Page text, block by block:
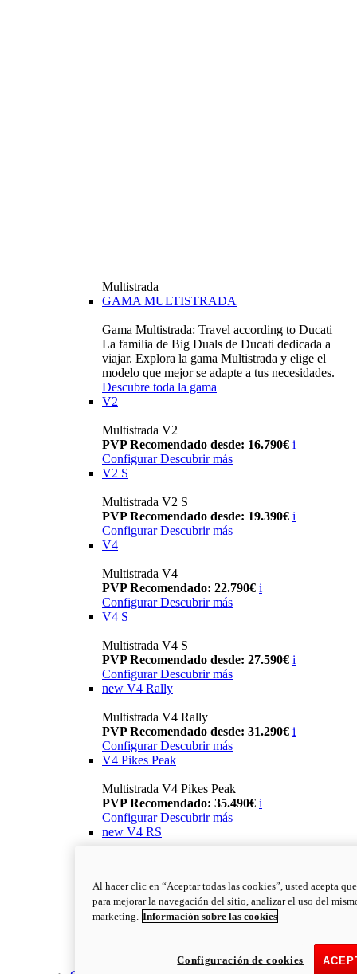
Multistrada
GAMA MULTISTRADA
Gama Multistrada: Travel according to Ducati
La familia de Big Duals de Ducati dedicada a
viajar. Explora la gama Multistrada y elige el
modelo que mejor se adapte a tus necesidades.
Descubre toda la gama
V2
Multistrada V2
PVP Recomendado desde: 16.790€ i
Configurar Descubrir más
V2 S
Multistrada V2 S
PVP Recomendado desde: 19.390€ i
Configurar Descubrir más
V4
Multistrada V4
PVP Recomendado: 22.790€ i
Configurar Descubrir más
V4 S
Multistrada V4 S
PVP Recomendado desde: 27.590€ i
Configurar Descubrir más
new V4 Rally
Multistrada V4 Rally
PVP Recomendado desde: 31.290€ i
Configurar Descubrir más
V4 Pikes Peak
Multistrada V4 Pikes Peak
PVP Recomendado: 35.490€ i
Configurar Descubrir más
new V4 RS
ConfigurarDescubrir más
newV4 RS 100
Al hacer clic en “Aceptar todas las cookies”, usted acepta
para mejorar la navegación del sitio, analizar el uso del
marketing. Información sobre las cookies
Configuración de cookies